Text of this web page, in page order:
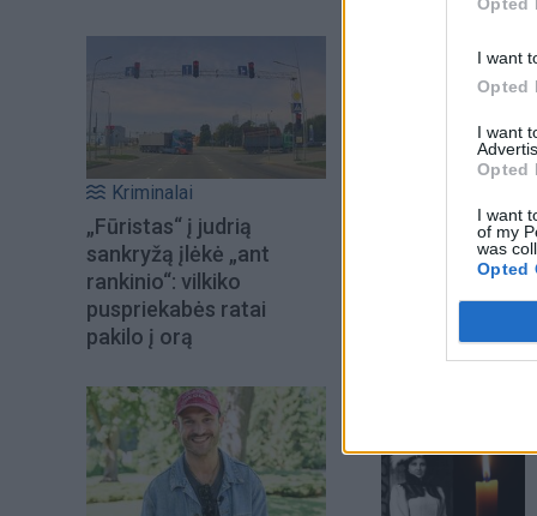
I want
Opted
I want
Opted
I want
of my
was
Opted
Kriminalai
„Fūristas“ į judrią
sankryžą įlėkė „ant
rankinio“: vilkiko
puspriekabės ratai
pakilo į orą